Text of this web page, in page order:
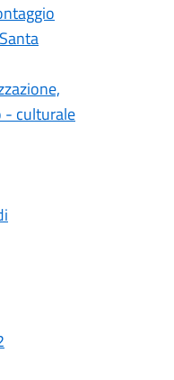
- culturale